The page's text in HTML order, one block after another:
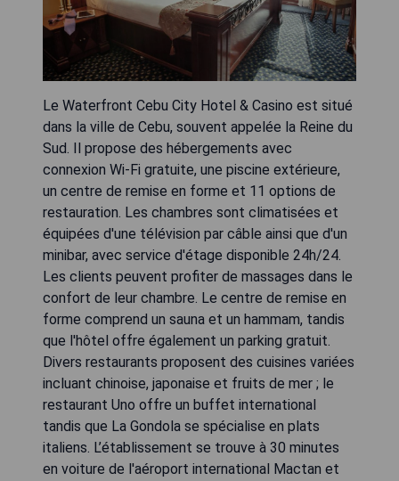
Le Waterfront Cebu City Hotel & Casino est situé
dans la ville de Cebu, souvent appelée la Reine du
Sud. Il propose des hébergements avec
connexion Wi-Fi gratuite, une piscine extérieure,
un centre de remise en forme et 11 options de
restauration. Les chambres sont climatisées et
équipées d'une télévision par câble ainsi que d'un
minibar, avec service d'étage disponible 24h/24.
Les clients peuvent profiter de massages dans le
confort de leur chambre. Le centre de remise en
forme comprend un sauna et un hammam, tandis
que l'hôtel offre également un parking gratuit.
Divers restaurants proposent des cuisines variées
incluant chinoise, japonaise et fruits de mer ; le
restaurant Uno offre un buffet international
tandis que La Gondola se spécialise en plats
italiens. L’établissement se trouve à 30 minutes
en voiture de l'aéroport international Mactan et